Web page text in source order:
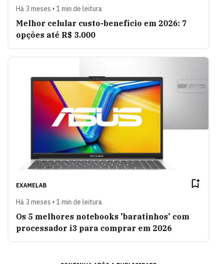
Há 3 meses • 1 min de leitura
Melhor celular custo-benefício em 2026: 7
opções até R$ 3.000
EXAMELAB
Há 3 meses • 1 min de leitura
Os 5 melhores notebooks 'baratinhos' com
processador i3 para comprar em 2026